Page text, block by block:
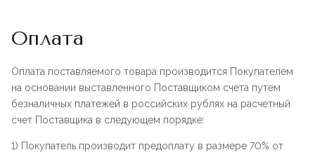
Оплата
Оплата поставляемого товара производится Покупателем
на основании выставленного Поставщиком счета путем
безналичных платежей в российских рублях на расчетный
счет Поставщика в следующем порядке:
1) Покупатель производит предоплату в размере 70% от